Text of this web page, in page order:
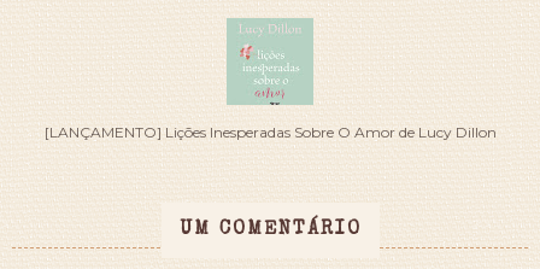
[LANÇAMENTO] Lições Inesperadas Sobre O Amor de Lucy Dillon
UM COMENTÁRIO